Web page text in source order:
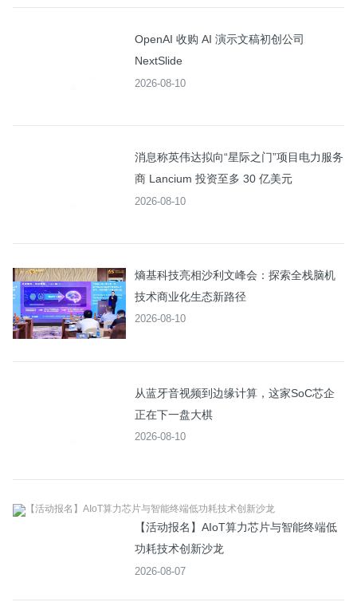
OpenAI 收购 AI 演示文稿初创公司
NextSlide
2026-08-10
消息称英伟达拟向“星际之门”项目电力服务
商 Lancium 投资至多 30 亿美元
2026-08-10
熵基科技亮相沙利文峰会：探索全栈脑机
技术商业化生态新路径
2026-08-10
从蓝牙音视频到边缘计算，这家SoC芯企
正在下一盘大棋
2026-08-10
【活动报名】AIoT算力芯片与智能终端低
功耗技术创新沙龙
2026-08-07